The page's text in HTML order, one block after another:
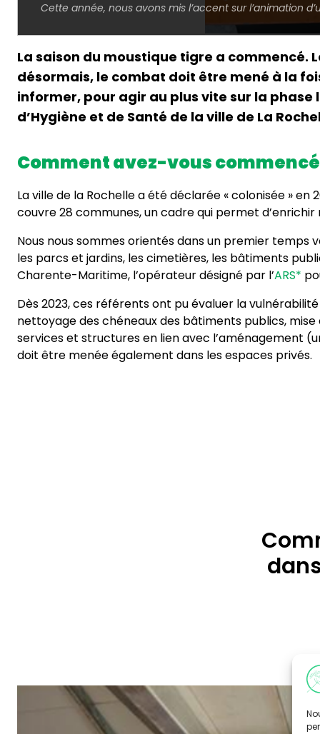
Cette année, nous avons mis l’accent sur l’animation
La saison du moustique tigre a commencé.
désormais, le combat doit être mené à la
informer, pour agir au plus vite sur la
d’Hygiène et de Santé de la ville de La
Comment avez-vous
La ville de la Rochelle a été déclarée « colonisée »
couvre 28 communes, un cadre qui permet
Nous nous sommes orientés dans un premier temps
les parcs et jardins, les cimetières, les bâtiments
Charente-Maritime, l’opérateur désigné par l’ARS*
Dès 2023, ces référents ont pu évaluer la
nettoyage des chéneaux des bâtiments publics,
services et structures en lien avec l’aménagement
doit être menée également dans les espaces privés.